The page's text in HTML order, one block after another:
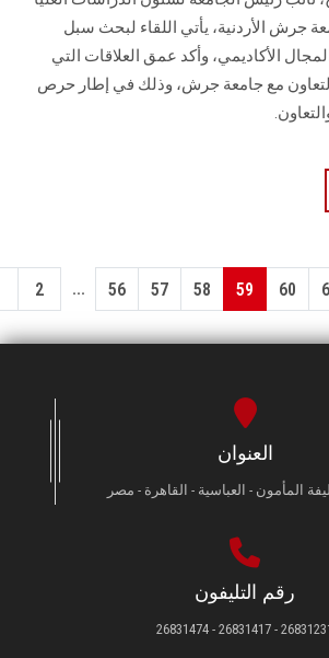
جرش الأردنية، يأتي اللقاء لبحث سبل
الأكاديمي، وأكد عمق العلاقات التي
مع جامعة جرش، وذلك في إطار حرص
2 ... 56 57 58 59 60
العنوان
المأمون - العباسية - القاهرة - مصر
رقم التليفون
26831231 - 26831417 -